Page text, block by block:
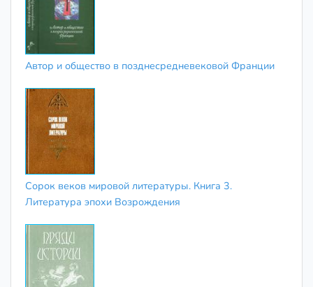
Автор и общество в позднесредневековой Франции
Сорок веков мировой литературы. Книга 3.
Литература эпохи Возрождения